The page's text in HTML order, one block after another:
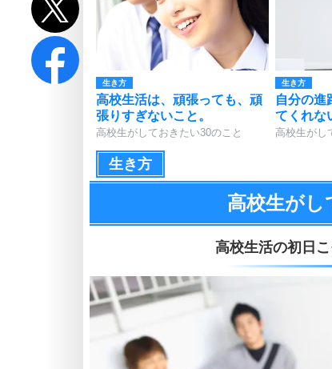
生き方
高校生活は、頑張っても、頑
張りすぎないこと。
高校生がしておきたい30のこと
生き方
自分の進
てくれな
高校生がし
生き方
高校生がし
高校生活の初日こ